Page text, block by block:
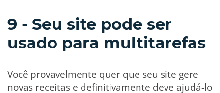
9 - Seu site pode ser
usado para multitarefas
Você provavelmente quer que seu site gere
novas receitas e definitivamente deve ajudá-lo